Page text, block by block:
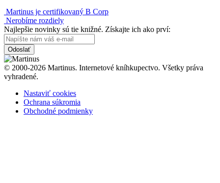
Martinus je certifikovaný B Corp
Nerobíme rozdiely
Najlepšie novinky sú tie knižné. Získajte ich ako prví:
Odoslať
© 2000-2026 Martinus. Internetové kníhkupectvo. Všetky práva
vyhradené.
Nastaviť cookies
Ochrana súkromia
Obchodné podmienky